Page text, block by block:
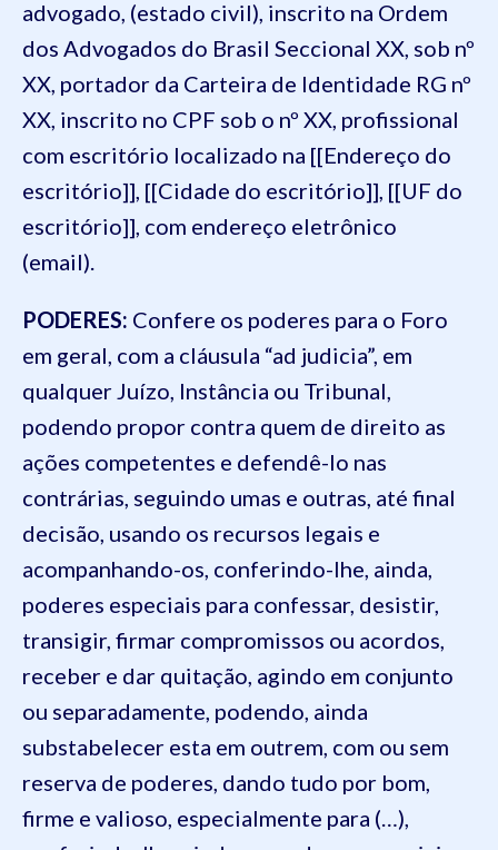
advogado, (estado civil), inscrito na Ordem
dos Advogados do Brasil Seccional XX, sob nº
XX, portador da Carteira de Identidade RG nº
XX, inscrito no CPF sob o nº XX, profissional
com escritório localizado na [[Endereço do
escritório]], [[Cidade do escritório]], [[UF do
escritório]], com endereço eletrônico
(email).
PODERES: Confere os poderes para o Foro
em geral, com a cláusula “ad judicia”, em
qualquer Juízo, Instância ou Tribunal,
podendo propor contra quem de direito as
ações competentes e defendê-lo nas
contrárias, seguindo umas e outras, até final
decisão, usando os recursos legais e
acompanhando-os, conferindo-lhe, ainda,
poderes especiais para confessar, desistir,
transigir, firmar compromissos ou acordos,
receber e dar quitação, agindo em conjunto
ou separadamente, podendo, ainda
substabelecer esta em outrem, com ou sem
reserva de poderes, dando tudo por bom,
firme e valioso, especialmente para (…),